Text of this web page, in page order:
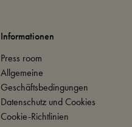
Informationen
Press room
Allgemeine
Geschäftsbedingungen
Datenschutz und Cookies
Cookie-Richtlinien